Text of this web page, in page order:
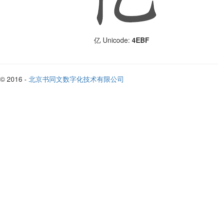
亿 Unicode: 4EBF
© 2016 - 北京书同文数字化技术有限公司